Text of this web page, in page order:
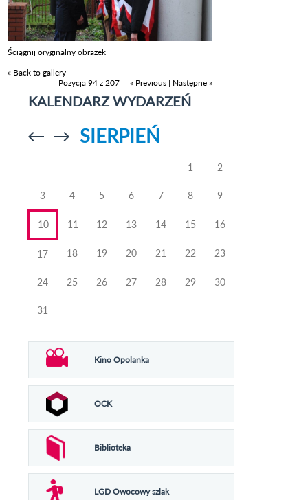
Ściągnij oryginalny obrazek
« Back to gallery
Pozycja 94 z 207
« Previous | Następne »
KALENDARZ WYDARZEŃ
Przejdź doPrzejdź do
SIERPIEŃ
1 2
3 4 5 6 7 8 9
10 11 12 13 14 15 16
17 18 19 20 21 22 23
24 25 26 27 28 29 30
31
Kino Opolanka
OCK
Biblioteka
LGD Owocowy szlak